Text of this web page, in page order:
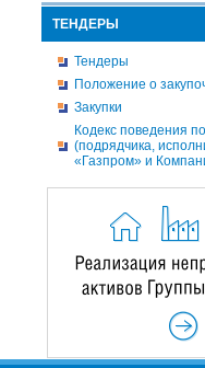
ТЕНДЕРЫ
Тендеры
Положение о
Закупки
Кодекс поведения
(подрядчика,
«Газпром» и